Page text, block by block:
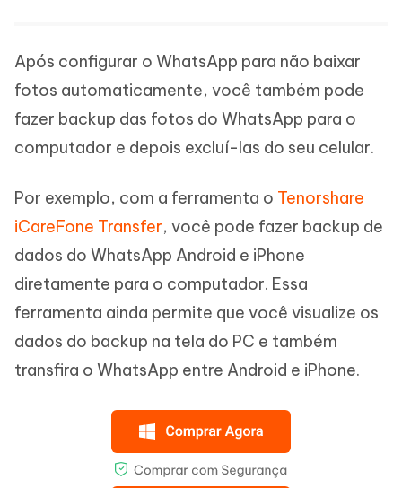
Após configurar o WhatsApp para não baixar
fotos automaticamente, você também pode
fazer backup das fotos do WhatsApp para o
computador e depois excluí-las do seu celular.
Por exemplo, com a ferramenta o Tenorshare
iCareFone Transfer, você pode fazer backup de
dados do WhatsApp Android e iPhone
diretamente para o computador. Essa
ferramenta ainda permite que você visualize os
dados do backup na tela do PC e também
transfira o WhatsApp entre Android e iPhone.